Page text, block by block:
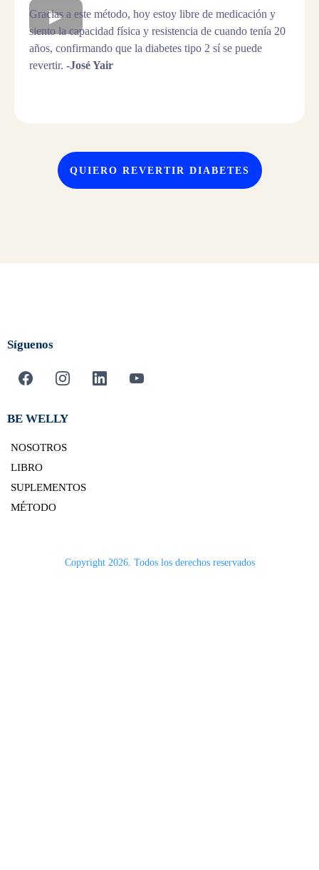
Gracias a este método, hoy estoy libre de medicación y
siento la capacidad física y resistencia de cuando tenía 20
años, confirmando que la diabetes tipo 2 sí se puede
revertir. -José Yair
QUIERO REVERTIR DIABETES
Síguenos
BE WELLY
NOSOTROS
LIBRO
SUPLEMENTOS
MÉTODO
Copyright 2026. Todos los derechos reservados